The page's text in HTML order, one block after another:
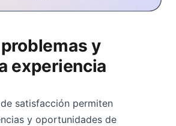
y
experiencia
satisfacción permiten
y oportunidades de